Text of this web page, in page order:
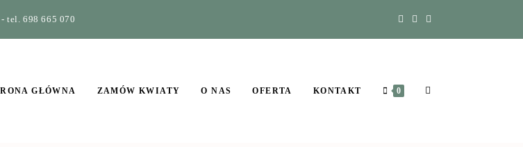
- tel. 698 665 070
GŁÓWNA ZAMÓW KWIATY O NAS OFERTA KONTAKT 0